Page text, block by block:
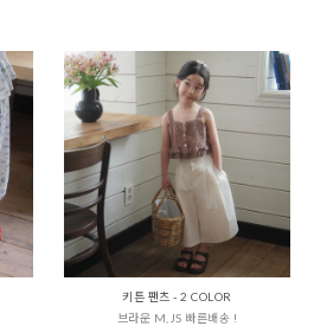
키튼 팬츠 - 2 COLOR
브라운 M,JS 빠른배송 !